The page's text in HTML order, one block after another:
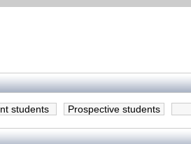
Prospective students
students